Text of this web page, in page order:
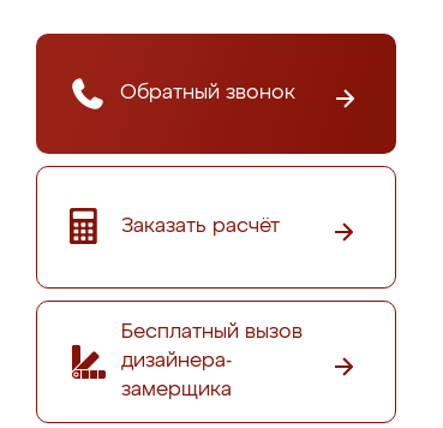
Обратный звонок
Заказать расчёт
Бесплатный вызов
дизайнера-
замерщика